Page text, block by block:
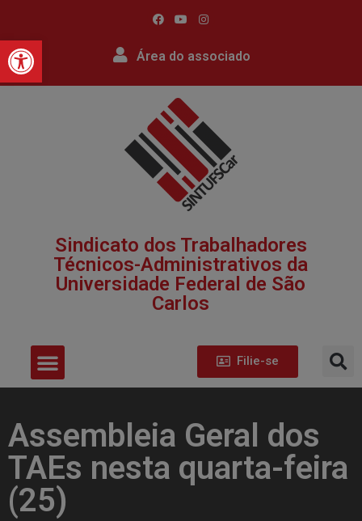
Barra de Ferramentas
Área do associado
Sindicato dos Trabalhadores
Técnicos-Administrativos da
Universidade Federal de São
Carlos​
Filie-se
Assembleia Geral dos
TAEs nesta quarta-feira
(25)